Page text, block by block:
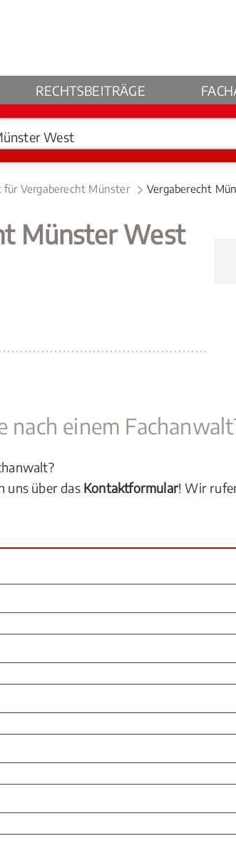
RECHTSBEITRÄGE
für Vergaberecht Münster Vergaberecht
Münster West
nach einem
uns über das Kontaktformular! Wir